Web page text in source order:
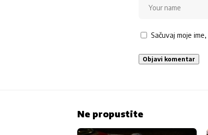
Sačuvaj moje
Ne propustite